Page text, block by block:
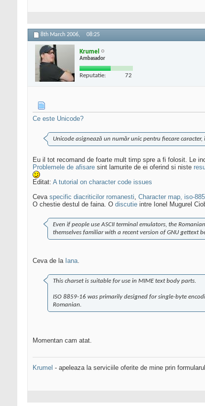
8th March 2006, 08:25
Krumel
Ambasador
Reputatie: 72
Ce este Unicode?
Unicode asignează un număr unic pentru fiecare
Eu il tot recomand de foarte mult timp spre a fi folosit. Le
Problemele de afisare sint lamurite de ei oferind si niste
Editat: A tutorial on character code issues
Ceva specific diacriticilor romanesti, Character map, iso-
O chestie destul de faina. O discutie intre Ionel Mugurel
Even if people use ASCII terminal emulators, the
themselves familiar with a recent version of GNU gettext
Ceva de la Iana.
This charset is suitable for use in MIME text body parts.
ISO 8859-16 was primarily designed for single-byte
Romanian.
Momentan cam atat.
Krumel - apeleaza la serviciile oferite de mine prin